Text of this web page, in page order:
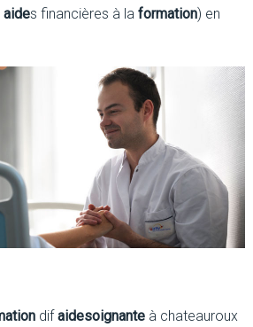
aides financières à la formation) en
difaidesoignanteà chateauroux